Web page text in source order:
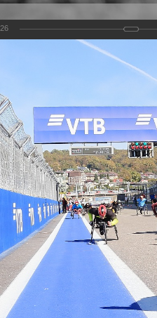
Версия для
Новости
Wheelchair Half